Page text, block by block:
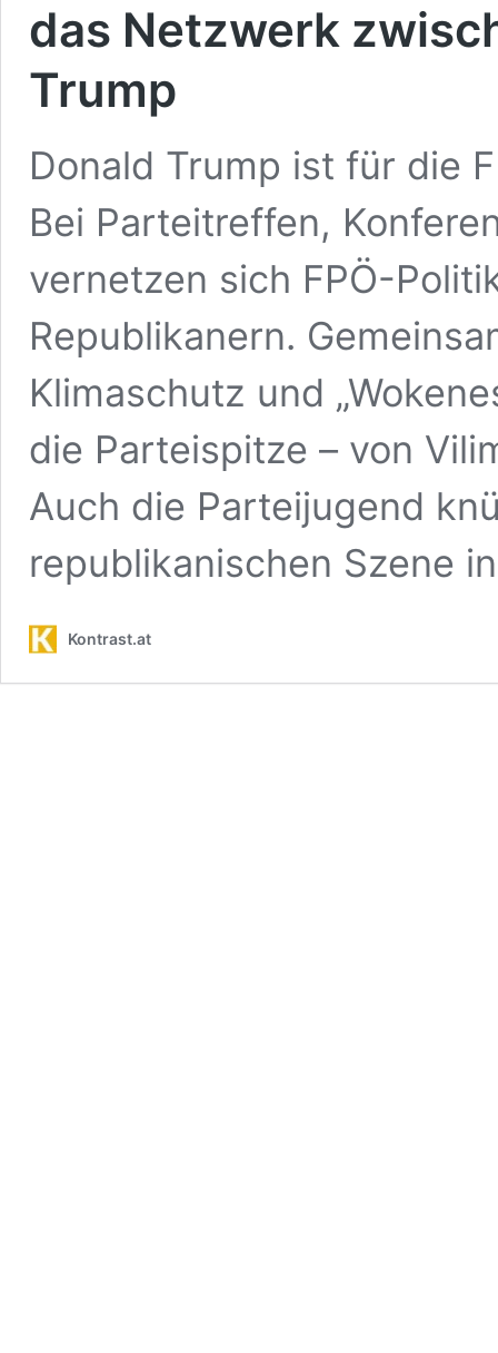
das Netzwerk
Trump
Donald Trump ist für die
Bei Parteitreffen,
vernetzen sich FPÖ-
Republikanern.
Klimaschutz und
die Parteispitze – von
Auch die Parteijugend
republikanischen Szene
Kontrast.at